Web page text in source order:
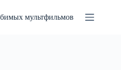
мультфильмов